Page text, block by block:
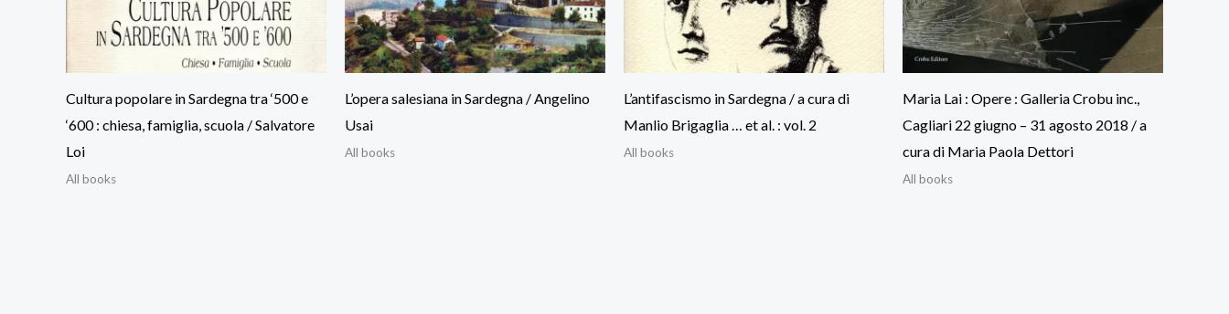
Cultura popolare in Sardegna tra ‘500 e
‘600 : chiesa, famiglia, scuola / Salvatore
Loi
All books
L’opera salesiana in Sardegna / Angelino
Usai
All books
L’antifascismo in Sardegna / a cura di
Manlio Brigaglia … et al. : vol. 2
All books
Maria Lai : Opere : Galleria Crobu inc.,
Cagliari 22 giugno – 31 agosto 2018 / a
cura di Maria Paola Dettori
All books